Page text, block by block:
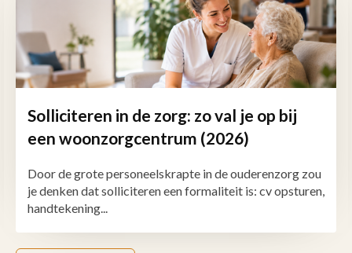
Solliciteren in de zorg: zo val je op bij
een woonzorgcentrum (2026)
Door de grote personeelskrapte in de ouderenzorg zou
je denken dat solliciteren een formaliteit is: cv opsturen,
handtekening...